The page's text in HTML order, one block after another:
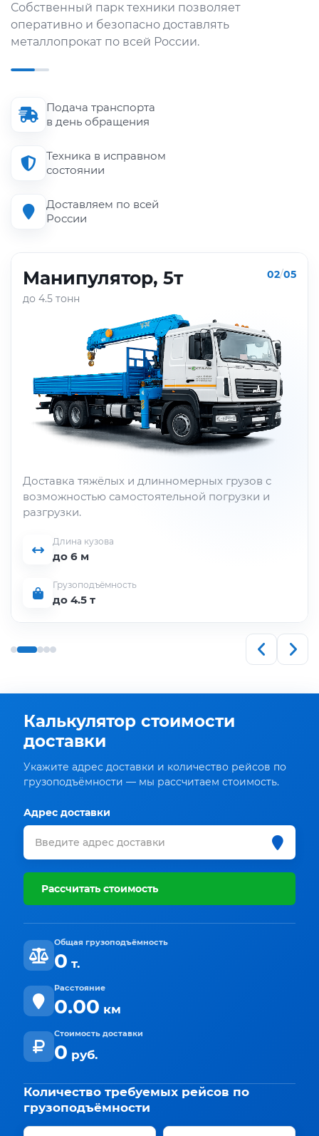
Собственный парк техники позволяет
оперативно и безопасно доставлять
металлопрокат по всей России.
Подача транспорта
в день обращения
Техника в исправном
состоянии
Доставляем по всей
России
Манипулятор, 5т
до 4.5 тонн
02/05
Доставка тяжёлых и длинномерных грузов с
возможностью самостоятельной погрузки и
разгрузки.
Длина кузова
до 6 м
Грузоподъёмность
до 4.5 т
Калькулятор стоимости
доставки
Укажите адрес доставки и количество рейсов по
грузоподъёмности — мы рассчитаем стоимость.
Адрес доставки
Рассчитать стоимость
Общая грузоподъёмность
0 т.
Расстояние
0.00 км
Стоимость доставки
0 руб.
Количество требуемых рейсов по
грузоподъёмности